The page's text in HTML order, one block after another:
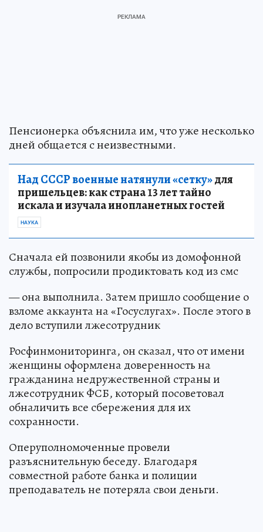
Пенсионерка объяснила им, что уже несколько
дней общается с неизвестными.
Над СССР военные натянули «сетку»для
пришельцев: как страна 13 лет тайно
искала и изучала инопланетных гостей
НАУКА
Сначала ей позвонили якобы из домофонной
службы, попросили продиктовать код из смс
— она выполнила. Затем пришло сообщение о
взломе аккаунта на «Госуслугах». После этого в
дело вступили лжесотрудник
Росфинмониторинга, он сказал, что от имени
женщины оформлена доверенность на
гражданина недружественной страны и
лжесотрудник ФСБ, который посоветовал
обналичить все сбережения для их
сохранности.
Оперуполномоченные провели
разъяснительную беседу. Благодаря
совместной работе банка и полиции
преподаватель не потеряла свои деньги.